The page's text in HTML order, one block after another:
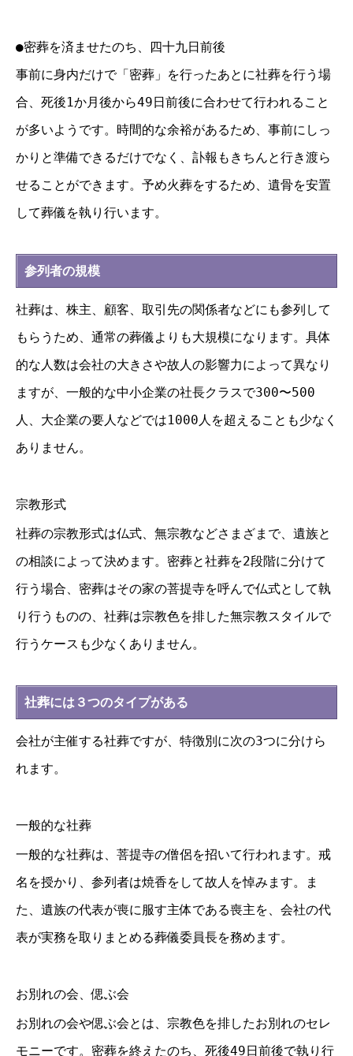
●密葬を済ませたのち、四十九日前後
事前に身内だけで「密葬」を行ったあとに社葬を行う場
合、死後1か月後から49日前後に合わせて行われること
が多いようです。時間的な余裕があるため、事前にしっ
かりと準備できるだけでなく、訃報もきちんと行き渡ら
せることができます。予め火葬をするため、遺骨を安置
して葬儀を執り行います。
参列者の規模
社葬は、株主、顧客、取引先の関係者などにも参列して
もらうため、通常の葬儀よりも大規模になります。具体
的な人数は会社の大きさや故人の影響力によって異なり
ますが、一般的な中小企業の社長クラスで300〜500
人、大企業の要人などでは1000人を超えることも少なく
ありません。
宗教形式
社葬の宗教形式は仏式、無宗教などさまざまで、遺族と
の相談によって決めます。密葬と社葬を2段階に分けて
行う場合、密葬はその家の菩提寺を呼んで仏式として執
り行うものの、社葬は宗教色を排した無宗教スタイルで
行うケースも少なくありません。
社葬には３つのタイプがある
会社が主催する社葬ですが、特徴別に次の3つに分けら
れます。
一般的な社葬
一般的な社葬は、菩提寺の僧侶を招いて行われます。戒
名を授かり、参列者は焼香をして故人を悼みます。ま
た、遺族の代表が喪に服す主体である喪主を、会社の代
表が実務を取りまとめる葬儀委員長を務めます。
お別れの会、偲ぶ会
お別れの会や偲ぶ会とは、宗教色を排したお別れのセレ
モニーです。密葬を終えたのち、死後49日前後で執り行